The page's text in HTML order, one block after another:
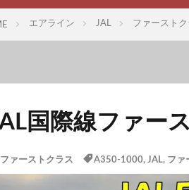
エアライン JAL ファーストク
国際線ファー
ファーストクラス A350-1000, JAL, ファ